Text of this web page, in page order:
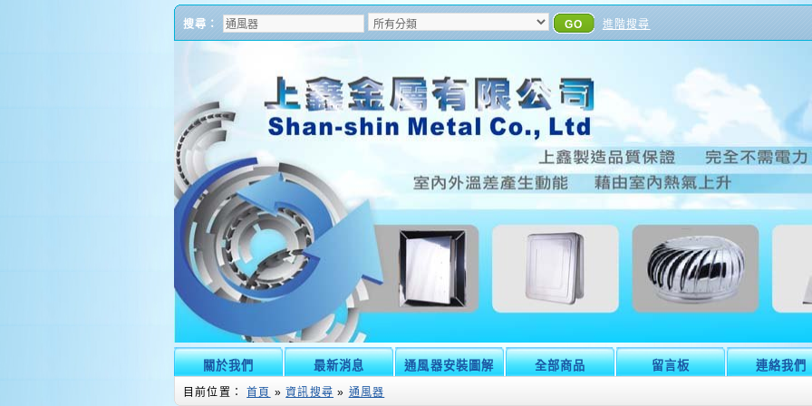
搜尋： GO 進階搜尋
關於我們 最新消息 通風器安裝圖解 全部商品 留言板 連絡我們
目前位置： 首頁 »資訊搜尋 » 通風器